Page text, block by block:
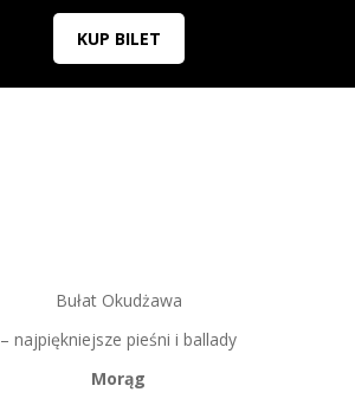
KUP BILET
Bułat Okudżawa
– najpiękniejsze pieśni i ballady
Morąg